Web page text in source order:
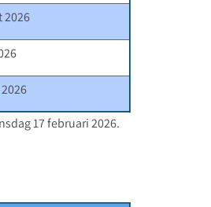
2026
17 februari 2026.